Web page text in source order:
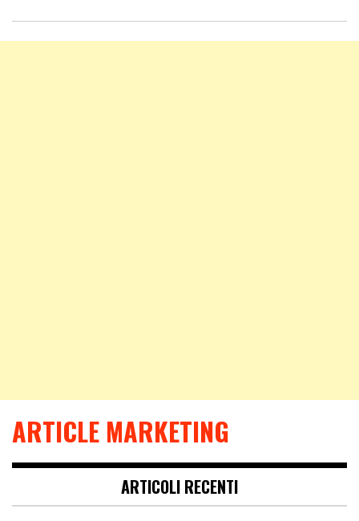
ARTICLE MARKETING
ARTICOLI RECENTI